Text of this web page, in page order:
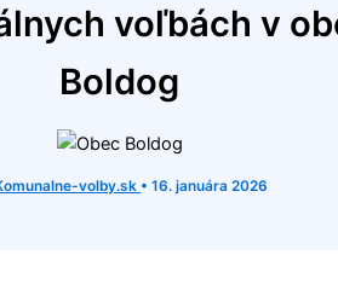
voľbách v
Boldog
volby.sk •16. januára 2026